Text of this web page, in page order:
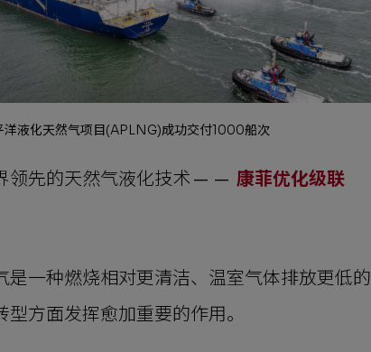
洋液化天然气项目(APLNG)成功交付1000船次
领先的天然气液化技术—— 康菲优化级联
一种燃烧相对更清洁、温室气体排放更低的
方面发挥愈加重要的作用。